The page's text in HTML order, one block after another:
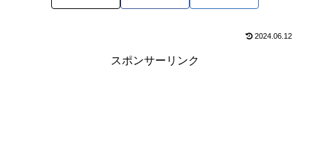
2024.06.12
スポンサーリンク